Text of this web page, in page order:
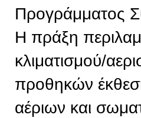
Προγράμματος
Η πράξη
κλιματισμού/
προθηκών
αέριων και